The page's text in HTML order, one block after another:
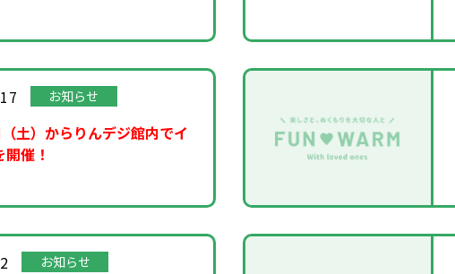
お知らせ
土）からりんデジ館内でイ
催！
お知らせ